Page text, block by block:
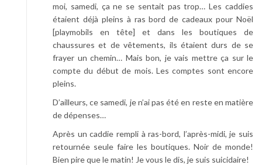
moi, samedi, ça ne se sentait pas trop… Les caddies
étaient déjà pleins à ras bord de cadeaux pour Noël
[playmobils en tête] et dans les boutiques de
chaussures et de vêtements, ils étaient durs de se
frayer un chemin… Mais bon, je vais mettre ça sur le
compte du début de mois. Les comptes sont encore
pleins.
D’ailleurs, ce samedi, je n’ai pas été en reste en matière
de dépenses…
Après un caddie rempli à ras-bord, l’après-midi, je suis
retournée seule faire les boutiques. Noir de monde!
Bien pire que le matin! Je vous le dis, je suis suicidaire!